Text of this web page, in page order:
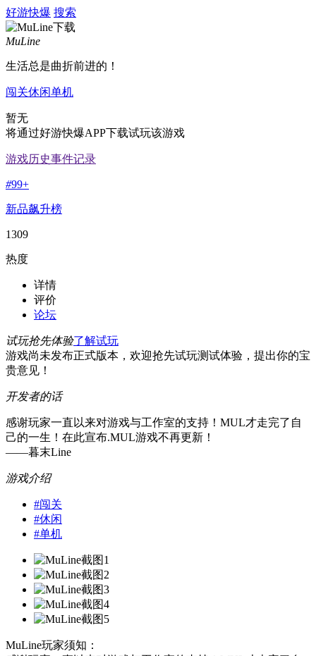
好游快爆 搜索
MuLine
生活总是曲折前进的！
闯关休闲单机
暂无
将通过好游快爆APP下载试玩该游戏
游戏历史事件记录
#99+
新品飙升榜
1309
热度
详情
评价
论坛
试玩抢先体验了解试玩
游戏尚未发布正式版本，欢迎抢先试玩测试体验，提出你的宝
贵意见！
开发者的话
感谢玩家一直以来对游戏与工作室的支持！MUL才走完了自
己的一生！在此宣布.MUL游戏不再更新！
——暮末Line
游戏介绍
#闯关
#休闲
#单机
MuLine玩家须知：